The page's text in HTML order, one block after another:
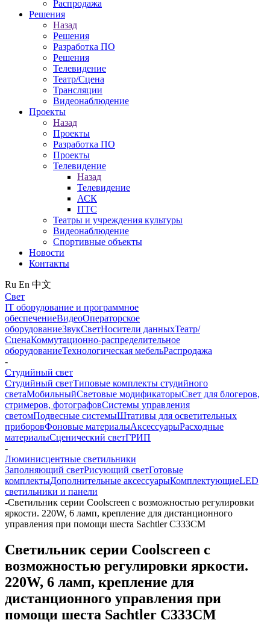
Распродажа
Решения
Назад
Решения
Разработка ПО
Решения
Телевидение
Театр/Сцена
Трансляции
Видеонаблюдение
Проекты
Назад
Проекты
Разработка ПО
Проекты
Телевидение
Назад
Телевидение
АСК
ПТС
Театры и учреждения культуры
Видеонаблюдение
Спортивные объекты
Новости
Контакты
Ru En 中文
Свет
IT оборудование и программное
обеспечениеВидеоОператорское
оборудованиеЗвукСветНосители данныхТеатр/
СценаКоммутационно-распределительное
оборудованиеТехнологическая мебельРаспродажа
-
Студийный свет
Студийный светТиповые комплекты студийного
светаМобильныйСветовые модификаторыСвет для блогеров,
стримеров, фотографовСистемы управления
светомПодвесные системыШтативы для осветительных
приборовФоновые материалыАксессуарыРасходные
материалыСценический светГРИП
-
Люминисцентные светильники
Заполняющий светРисующий светГотовые
комплектыДополнительные аксессуарыКомплектующиеLED
светильники и панели
-Светильник серии Coolscreen с возможностью регулировки
яркости. 220W, 6 ламп, крепление для дистанционного
управления при помощи шеста Sachtler C333CM
Светильник серии Coolscreen с
возможностью регулировки яркости.
220W, 6 ламп, крепление для
дистанционного управления при
помощи шеста Sachtler C333CM